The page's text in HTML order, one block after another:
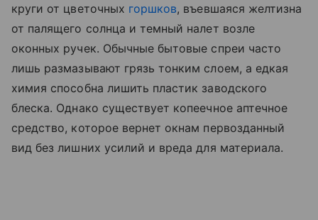
круги от цветочных горшков, въевшаяся желтизна
от палящего солнца и темный налет возле
оконных ручек. Обычные бытовые спреи часто
лишь размазывают грязь тонким слоем, а едкая
химия способна лишить пластик заводского
блеска. Однако существует копеечное аптечное
средство, которое вернет окнам первозданный
вид без лишних усилий и вреда для материала.